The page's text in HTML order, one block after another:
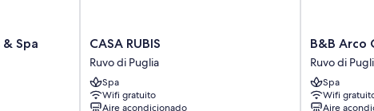
Sillas altas para bebés y cunas de
Reciclaje y bombillas LED
Cabezales de ducha tipo lluvia,
Cocinas, café instantáneo/té
Spa
CASA
RUBIS
Ruvo
di
Puglia
CASA RUBIS
Ruvo di Puglia
Spa
Wifi gratuito
Aire acondicionado
B&B
Arco
Caputi
Ruvo
di
B&B Arco
Ruvo di
Spa
Wifi
Aire